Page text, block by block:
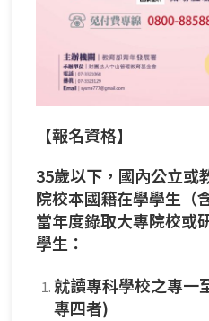
【報名資格】
35歲以下，國內公立或
院校本國籍在學學生（
當年度錄取大專院校或
學生：
就讀專科學校之專一
專四者)